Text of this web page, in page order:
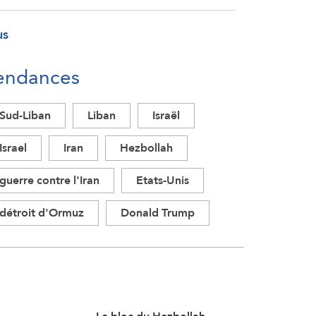
Sud-Liban Liban
Israël
Israel
Iran
Hezbollah
guerre contre l'Iran
Etats-Unis
détroit d'Ormuz
Donald Trump